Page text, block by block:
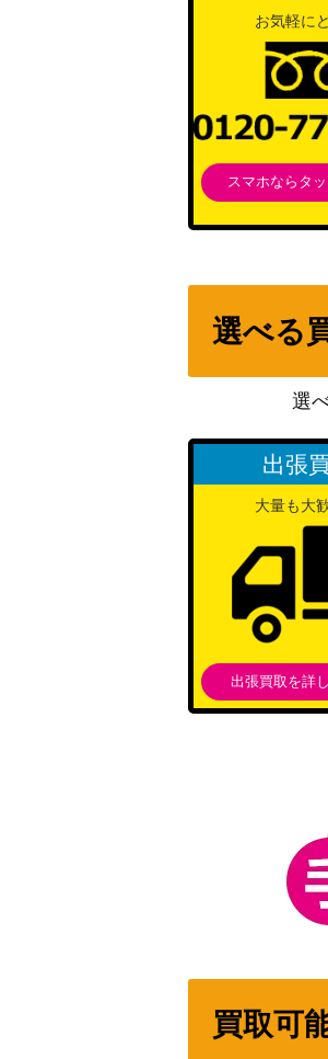
お気軽に
スマホならタ
選べる
選
出張
大量も大
出張買取を詳
買取可